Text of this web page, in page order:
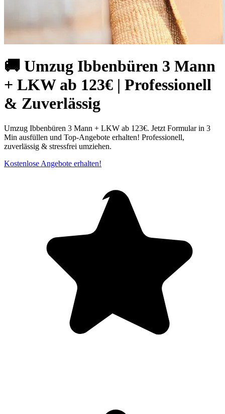
🚚 Umzug Ibbenbüren 3 Mann
+ LKW ab 123€ | Professionell
& Zuverlässig
Umzug Ibbenbüren 3 Mann + LKW ab 123€. Jetzt Formular in 3
Min ausfüllen und Top-Angebote erhalten! Professionell,
zuverlässig & stressfrei umziehen.
Kostenlose Angebote erhalten!